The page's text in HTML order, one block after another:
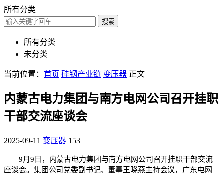
所有分类
搜索
所有分类
未分类
当前位置： 首页 硅钢产业链 变压器 正文
内蒙古电力集团与南方电网公司召开挂职
干部交流座谈会
2025-09-11 变压器 153
9月9日，内蒙古电力集团与南方电网公司召开挂职干部交流
座谈会。集团公司党委副书记、董事王晓燕主持会议，广东电网